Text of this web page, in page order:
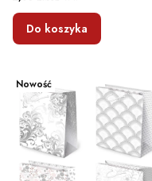
Do koszyka
Nowość